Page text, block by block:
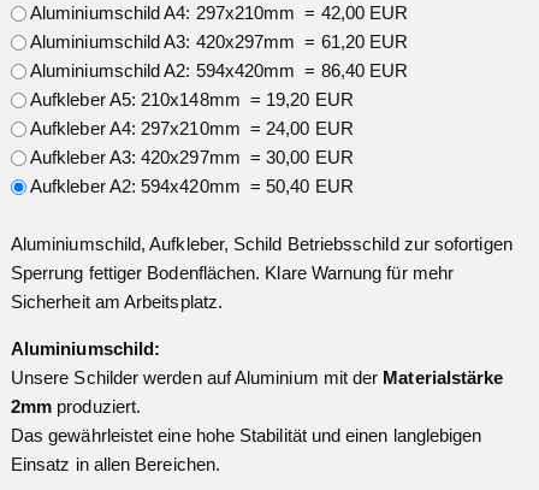
Aluminiumschild A4: 297x210mm = 42,00 EUR
Aluminiumschild A3: 420x297mm = 61,20 EUR
Aluminiumschild A2: 594x420mm = 86,40 EUR
Aufkleber A5: 210x148mm = 19,20 EUR
Aufkleber A4: 297x210mm = 24,00 EUR
Aufkleber A3: 420x297mm = 30,00 EUR
Aufkleber A2: 594x420mm = 50,40 EUR
Aluminiumschild, Aufkleber, Schild Betriebsschild zur sofortigen
Sperrung fettiger Bodenflächen. Klare Warnung für mehr
Sicherheit am Arbeitsplatz.
Aluminiumschild:
Unsere Schilder werden auf Aluminium mit der Materialstärke
2mm produziert.
Das gewährleistet eine hohe Stabilität und einen langlebigen
Einsatz in allen Bereichen.